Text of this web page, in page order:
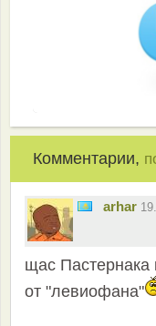
Комментарии,
arhar
щас Пастернака
от "левиофана"